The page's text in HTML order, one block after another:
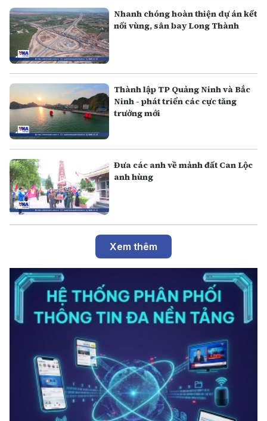
Nhanh chóng hoàn thiện dự án kết
nối vùng, sân bay Long Thành
Thành lập TP Quảng Ninh và Bắc
Ninh - phát triển các cực tăng
trưởng mới
Đưa các anh về mảnh đất Can Lộc
anh hùng
Xem thêm